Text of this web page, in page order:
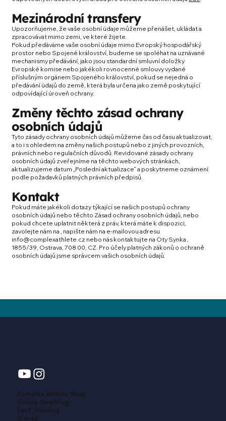
Mezinárodní transfery
Upozorňujeme, že vaše osobní údaje můžeme přenášet, ukládat a
zpracovávat mimo zemi, ve které žijete.
Pokud předáváme vaše osobní údaje mimo Evropský hospodářský
prostor nebo Spojené království, budeme se spoléhat na uznávané
mechanismy předávání, jako jsou standardní smluvní doložky
Evropské komise nebo jakékoli rovnocenné smlouvy vydané
příslušným orgánem Spojeného království, pokud se nejedná o
předávání údajů do země, která byla určena jako země poskytující
odpovídající úroveň ochrany.
Změny těchto zásad ochrany
osobních údajů
Tyto zásady ochrany osobních údajů můžeme čas od času aktualizovat,
a to i s ohledem na změny našich postupů nebo z jiných provozních,
právních nebo regulačních důvodů. Revidované zásady ochrany
osobních údajů zveřejníme na těchto webových stránkách,
aktualizujeme datum „Poslední aktualizace“ a poskytneme oznámení
podle požadavků platných právních předpisů.
Kontakt
Pokud máte jakékoli dotazy týkající se našich postupů ochrany
osobních údajů nebo těchto Zásad ochrany osobních údajů, nebo
pokud chcete uplatnit některá z práv, která máte k dispozici,
zavolejte nám na , napište nám na e-mailovou adresu
info@complexathlete.cz nebo nás kontaktujte na Oty Synka ,
1855/39, Ostrava, 708 00, CZ. Pro účely platných zákonů o ochraně
osobních údajů jsme správcem vašich osobních údajů.
Complex Athlete Shop
Online Coaching
Lauf Training
O mně